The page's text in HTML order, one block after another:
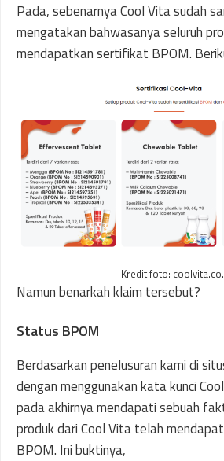
Pada, sebenarnya Cool Vita sudah
mengatakan bahwasanya seluruh
mendapatkan sertifikat BPOM.
Kredit foto:
Namun benarkah klaim tersebut?
Status BPOM
Berdasarkan penelusuran kami di
dengan menggunakan kata kunci
pada akhirnya mendapati sebuah
produk dari Cool Vita telah
BPOM. Ini buktinya,